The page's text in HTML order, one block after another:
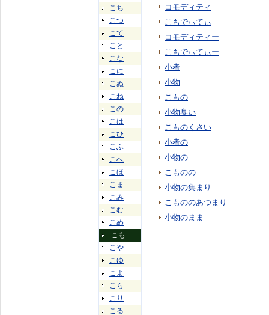
こち
こつ
こて
こと
こな
こに
こぬ
こね
この
こは
こひ
こふ
こへ
こほ
こま
こみ
こむ
こめ
こも
こや
こゆ
こよ
こら
こり
こる
コモディティ
こもでぃてぃ
コモディティー
こもでぃてぃー
小者
小物
こもの
小物臭い
こものくさい
小者の
小物の
こものの
小物の集まり
こもののあつまり
小物のまま